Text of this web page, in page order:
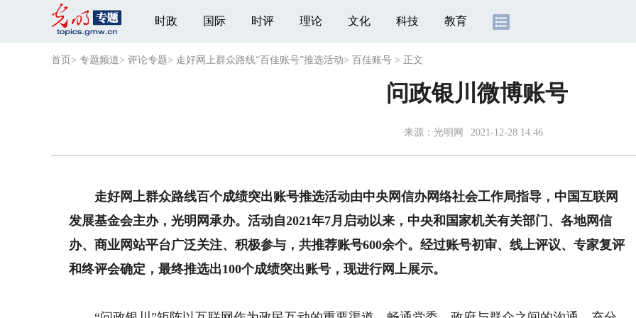
时政 国际 时评 理论 文化 科技 教育
首页 > 专题频道> 评论专题> 走好网上群众路线“百佳账号”推选活动> 百佳账号 > 正文
问政银川微博账号
来源：光明网 2021-12-28 14:46
走好网上群众路线百个成绩突出账号推选活动由中央网信办网络社会工作局指导，中国互联网
发展基金会主办，光明网承办。活动自2021年7月启动以来，中央和国家机关有关部门、各地网信
办、商业网站平台广泛关注、积极参与，共推荐账号600余个。经过账号初审、线上评议、专家复评
和终评会确定，最终推选出100个成绩突出账号，现进行网上展示。